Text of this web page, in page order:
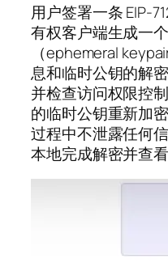
用户签署一条 EIP-
有权客户端生成一
（ephemeral
息和临时公钥的解
并检查访问权限控
的临时公钥重新加
过程中不泄露任何
本地完成解密并查